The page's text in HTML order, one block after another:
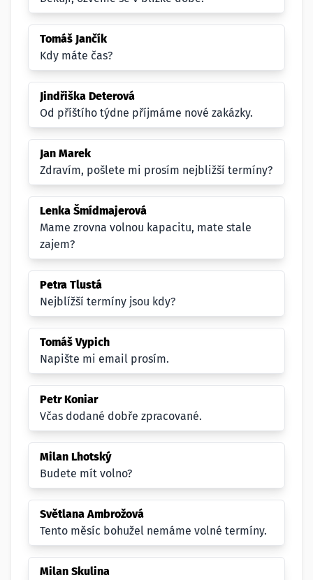
Tomáš Jančík
Kdy máte čas?
Jindřiška Deterová
Od příštího týdne příjmáme nové zakázky.
Jan Marek
Zdravím, pošlete mi prosím nejbližší termíny?
Lenka Šmídmajerová
Mame zrovna volnou kapacitu, mate stale
zajem?
Petra Tlustá
Nejblížší termíny jsou kdy?
Tomáš Vypich
Napište mi email prosím.
Petr Koniar
Včas dodané dobře zpracované.
Milan Lhotský
Budete mít volno?
Světlana Ambrožová
Tento měsíc bohužel nemáme volné termíny.
Milan Skulina